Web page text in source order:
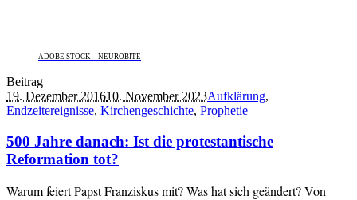
ADOBE STOCK – NEUROBITE
Beitrag
19. Dezember 201610. November 2023Aufklärung,
Endzeitereignisse, Kirchengeschichte, Prophetie
500 Jahre danach: Ist die protestantische
Reformation tot?
Warum feiert Papst Franziskus mit? Was hat sich geändert? Von